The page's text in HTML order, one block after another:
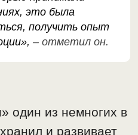
это была
получить опыт
– отметил он.
один из немногих в
и развивает